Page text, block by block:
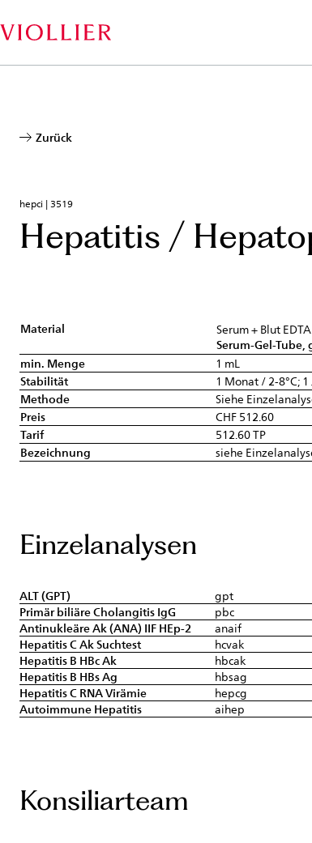
zum
Inhalt
Zurück
hepci | 3519
Hepatitis /
Material
Serum + Blut EDTA
Serum-Gel-Tube,
min. Menge
1 mL
Stabilität
1 Monat / 2-8°C; 1
Methode
Siehe
Preis
CHF 512.60
Tarif
512.60 TP
Bezeichnung
siehe
Einzelanalysen
ALT (GPT) gpt
Primär biliäre Cholangitis IgG
pbc
Antinukleäre Ak (ANA) IIF HEp-2
anaif
Hepatitis C Ak Suchtest
hcvak
Hepatitis B HBc Ak
hbcak
Hepatitis B HBs Ag
hbsag
Hepatitis C RNA Virämie
hepcg
Autoimmune Hepatitis
aihep
Konsiliarteam